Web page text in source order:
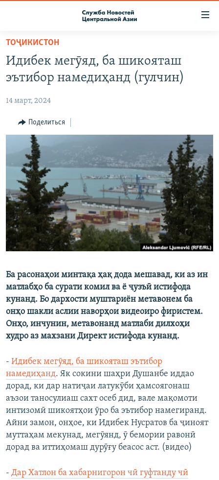
Вернуться
основному
содержанию
навигации
Вернутся
поиску
О ПРОЕКТЕ
ПОДПИСКА
КОНТАКТЫ
RFE/RL ДИРЕКТ
НАСТОЯЩЕЕ ВРЕМЯ
МИГРАНТ МЕДИА
ТОҶИКИСТОН
Идибек мегӯяд, ба шикояташ
эътибор намедиҳанд (гулчин)
14 март, 2024
Поделиться
Ба расонаҳои минтақа ҳақ дода мешавад, ки аз ин
матлабҳо ба сурати комил ва ё ҷузъӣ истифода
кунанд. Бо дархости муштариён метавонем ба
онҳо шакли аслии наворҳои видеоиро фиристем.
Онҳо, инчунин, метавонанд матлаби дилхоҳи
худро аз махзани Директ истифода кунанд.
- Идибек мегӯяд, ба шикояташ эътибор
намедиҳанд. Як сокини шаҳри Душанбе иддао
дорад, ки дар натиҷаи латукӯби ҳамсоягонаш
аъзои таносулиаш сахт осеб дид, вале мақомоти
интизомӣ шикоятҳои ӯро ба эътибор намегиранд.
Айни замон, онҳое, ки Идибек Нусратов ба ҷиноят
муттаҳам мекунад, мегӯянд, ӯ бемории равонӣ
дорад ва иттиҳомаш дурӯғу беасос аст. (видео)
- Дар Хатлон ба хабарнигорон чӣ гуфтанду чӣ